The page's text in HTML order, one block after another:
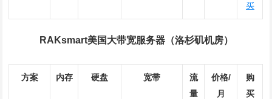
买
RAKsmart美国大带宽服务器（洛杉矶机房）
方案 内存 硬盘 宽带
流
量
价格/
月
购
买